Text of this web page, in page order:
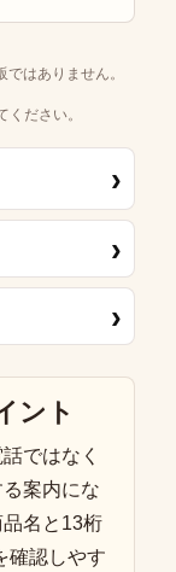
ではありません。
ださい。
›
›
›
ント
ではなく
案内にな
名と13桁
確認しやす